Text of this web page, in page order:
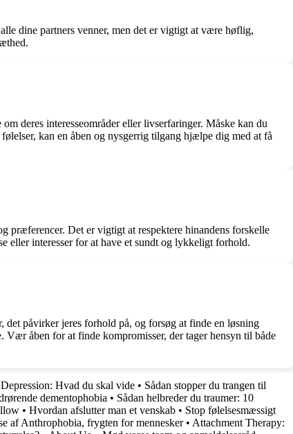
dine partners venner, men det er vigtigt at være høflig,
deres interesseområder eller livserfaringer. Måske kan du
kan en åben og nysgerrig tilgang hjælpe dig med at få
præferencer. Det er vigtigt at respektere hinandens forskelle
eller interesser for at have et sundt og lykkeligt forhold.
påvirker jeres forhold på, og forsøg at finde en løsning
åben for at finde kompromisser, der tager hensyn til både
Hvad du skal vide • Sådan stopper du trangen til
dementophobia • Sådan helbreder du traumer: 10
• Hvordan afslutter man et venskab • Stop følelsesmæssigt
af Anthrophobia, frygten for mennesker• Attachment Therapy: